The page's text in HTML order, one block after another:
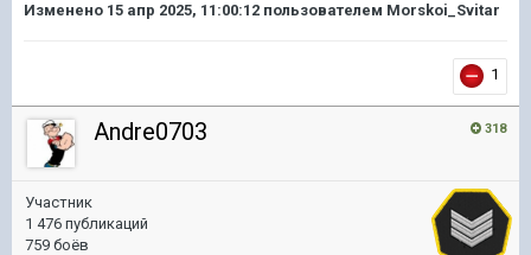
Изменено 15 апр 2025, 11:00:12 пользователем Morskoi_Svitar
1
318
Andre0703
Участник
1 476 публикаций
759 боёв